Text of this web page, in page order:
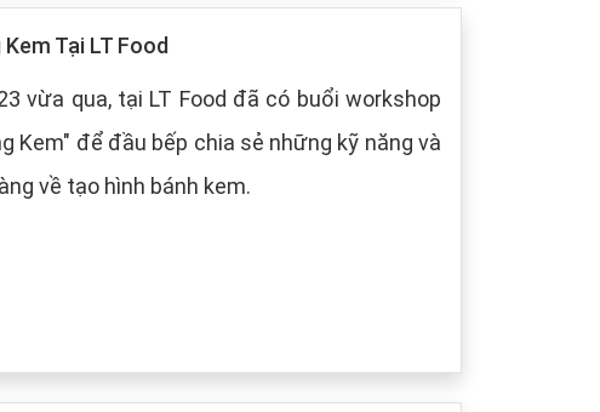
Tại LT Food
vừa qua, tại LT Food đã có buổi workshop
Kem" để đầu bếp chia sẻ những kỹ năng và
về tạo hình bánh kem.